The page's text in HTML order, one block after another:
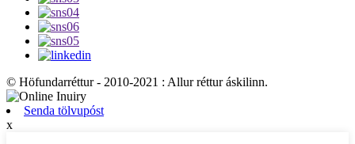
© Höfundarréttur - 2010-2021 : Allur réttur áskilinn.
Senda tölvupóst
x